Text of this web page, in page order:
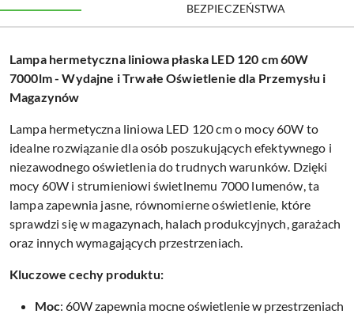
BEZPIECZEŃSTWA
Lampa hermetyczna liniowa płaska LED 120 cm 60W
7000lm - Wydajne i Trwałe Oświetlenie dla Przemysłu i
Magazynów
Lampa hermetyczna liniowa LED 120 cm o mocy 60W to
idealne rozwiązanie dla osób poszukujących efektywnego i
niezawodnego oświetlenia do trudnych warunków. Dzięki
mocy 60W i strumieniowi świetlnemu 7000 lumenów, ta
lampa zapewnia jasne, równomierne oświetlenie, które
sprawdzi się w magazynach, halach produkcyjnych, garażach
oraz innych wymagających przestrzeniach.
Kluczowe cechy produktu:
Moc: 60W zapewnia mocne oświetlenie w przestrzeniach